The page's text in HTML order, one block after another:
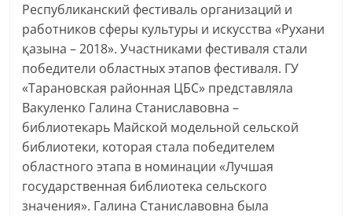
Республиканский фестиваль организаций и
работников сферы культуры и искусства «Рухани
қазына – 2018». Участниками фестиваля стали
победители областных этапов фестиваля. ГУ
«Тарановская районная ЦБС» представляла
Вакуленко Галина Станиславовна –
библиотекарь Майской модельной сельской
библиотеки, которая стала победителем
областного этапа в номинации «Лучшая
государственная библиотека сельского
значения». Галина Станиславовна была